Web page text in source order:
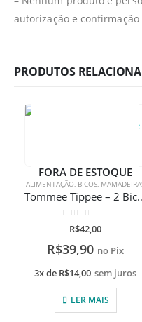
autorização e confirmação
PRODUTOS
FORA DE ESTOQUE
ALIMENTAÇÃO, BICOS,
Tommee Tippee –
de 5
R$42,00
R$39,90 no Pix
3x de R$14,00 sem juros
LER MAIS